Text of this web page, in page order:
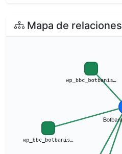
Mapa de relaciones